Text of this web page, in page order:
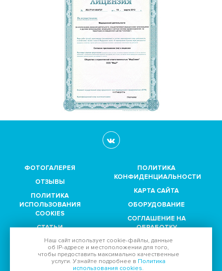
ФОТОГАЛЕРЕЯ
ОТЗЫВЫ
ПОЛИТИКА
ИСПОЛЬЗОВАНИЯ
COOKIES
СТАТЬИ
ПАРТНЕРЫ
ПОЛИТИКА
КОНФИДЕНЦИАЛЬНОСТИ
КАРТА САЙТА
ОБОРУДОВАНИЕ
СОГЛАШЕНИЕ НА
ОБРАБОТКУ
ДАННЫХ
Принимаем к оплате:
Наш сайт использует cookie-файлы, данные
об IP-адресе и местоположении для того,
чтобы предоставить максимально качественные
услуги. Узнайте подробнее в Политика
использования cookies.